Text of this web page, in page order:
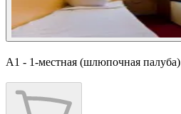
А1 - 1-местная (шлюпочная палуба)